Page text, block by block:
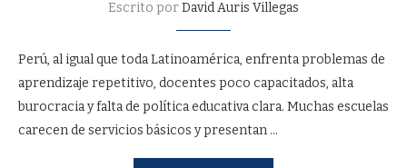
Escrito porDavid Auris Villegas
Perú, al igual que toda Latinoamérica, enfrenta problemas de
aprendizaje repetitivo, docentes poco capacitados, alta
burocracia y falta de política educativa clara. Muchas escuelas
carecen de servicios básicos y presentan …